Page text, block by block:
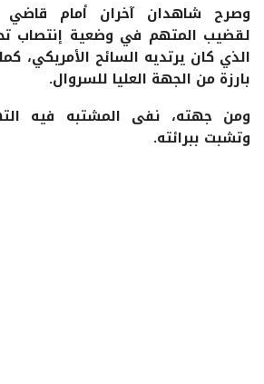
وصرح شاهدان آخران أمام قاضي
لقضيب المتهم في وضعية إنتصاب
الذي كان يرتديه السائح الأمريكي،
بارزة من الجهة العليا للسروال.
ومن جهته، نفى المشتبه فيه
وتشبت ببرائته.